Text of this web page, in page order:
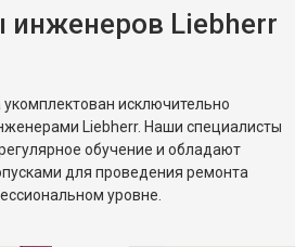
инженеров Liebherr
исключительно
Liebherr. Наши специалисты
обучение и обладают
для проведения ремонта
уровне.